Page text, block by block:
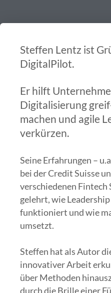
Steffen Lentz ist
DigitalPilot.
Er hilft
Digitalisierung
machen und agile
verkürzen.
Seine Erfahrungen –
bei der Credit Suisse
verschiedenen Fintech
gelehrt, wie
funktioniert und wie
umsetzt.
Steffen hat als Autor
innovativer Arbeit
über Methoden
durch die Brille einer